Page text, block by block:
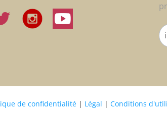
de confidentialité| Légal | Conditions